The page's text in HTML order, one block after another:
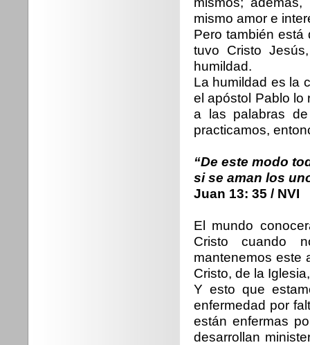
mismo amor e
Pero también está
tuvo Cristo
humildad.
La humildad es la
el apóstol Pablo lo
a las palabras
practicamos,
“De este modo
si se aman los
Juan 13: 35 / NVI
El mundo
Cristo cuando
mantenemos este
Cristo, de la
Y esto que
enfermedad por
están enfermas
desarrollan